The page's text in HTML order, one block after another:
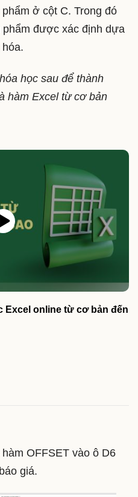
ở cột C. Trong đó
phẩm được xác định dựa
học sau để thành
hàm Excel từ cơ bản
Excel online từ cơ bản đến
OFFSET vào ô D6
giá.